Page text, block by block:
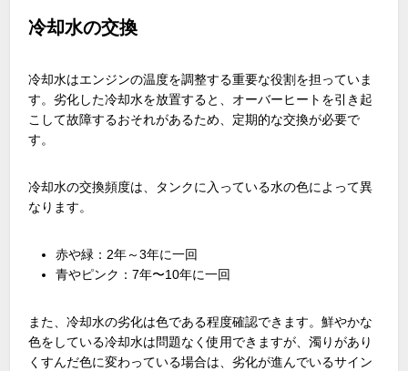
冷却水の交換
冷却水はエンジンの温度を調整する重要な役割を担っていま
す。劣化した冷却水を放置すると、オーバーヒートを引き起
こして故障するおそれがあるため、定期的な交換が必要で
す。
冷却水の交換頻度は、タンクに入っている水の色によって異
なります。
赤や緑：2年～3年に一回
青やピンク：7年〜10年に一回
また、冷却水の劣化は色である程度確認できます。鮮やかな
色をしている冷却水は問題なく使用できますが、濁りがあり
くすんだ色に変わっている場合は、劣化が進んでいるサイン